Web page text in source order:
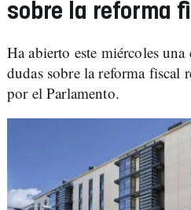
sobre la reforma
Ha abierto este miércoles una
dudas sobre la reforma fiscal
por el Parlamento.